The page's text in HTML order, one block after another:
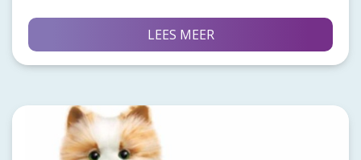
LEES MEER